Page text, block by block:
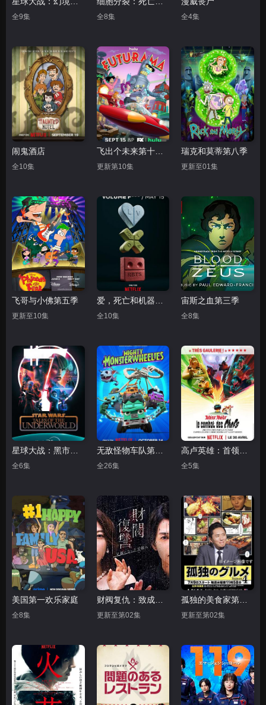
全9集 全8集 全4集
闹鬼酒店
全10集
飞出个未来第十三季
更新第10集
瑞克和莫蒂第八季
更新至01集
飞哥与小佛第五季
更新至10集
爱，死亡和机器人第四季
全10集
宙斯之血第三季
全8集
全6集
无敌怪物车队第二季
全26集 全5集
美国第一欢乐家庭
全8集
财阀复仇：致成为嫂子的前妻
更新至第02集 更新至第02集